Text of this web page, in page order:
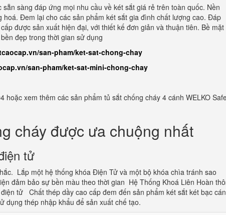
sàng đáp ứng mọi nhu cầu về két sắt giá rẻ trên toàn quốc. Nền
Đem lại cho các sản phẩm két sắt gia đình chất lượng cao. Đáp
được sản xuất hiện đại, với thiết kế đơn giản và thuận tiên. Bề mặt
đẹp trong thời gian sử dụng
san-pham/ket-sat-chong-chay
san-pham/ket-sat-mini-chong-chay
xem thêm các sản phẩm tủ sắt chống cháy 4 cánh WELKO
cháy được ưa chuộng nhất
tử
Lắp một hệ thống khóa Điện Tử và một bộ khóa chìa tránh sao
đảm bảo sự bền màu theo thời gian Hệ Thống Khoá Liên Hoàn
tử Chất thép dầy cao cấp đem đến sản phẩm két sắt két bạc
dụng thép nhập khẩu để sản xuất chế tạo.